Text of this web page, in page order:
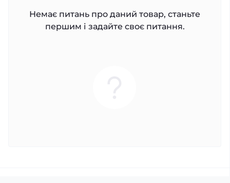
Немає питань про даний товар, станьте
першим і задайте своє питання.